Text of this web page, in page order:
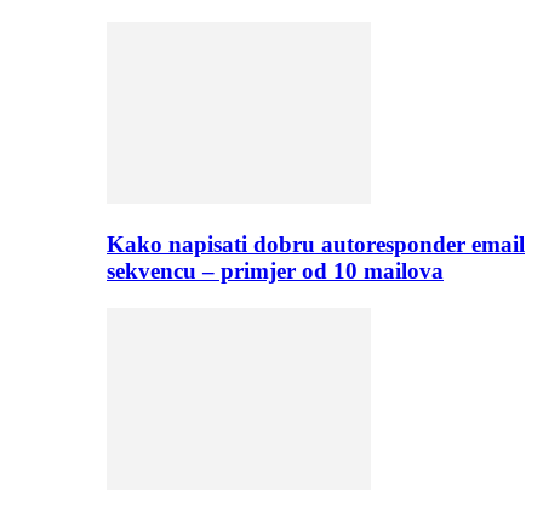
Kako napisati dobru autoresponder email
sekvencu – primjer od 10 mailova